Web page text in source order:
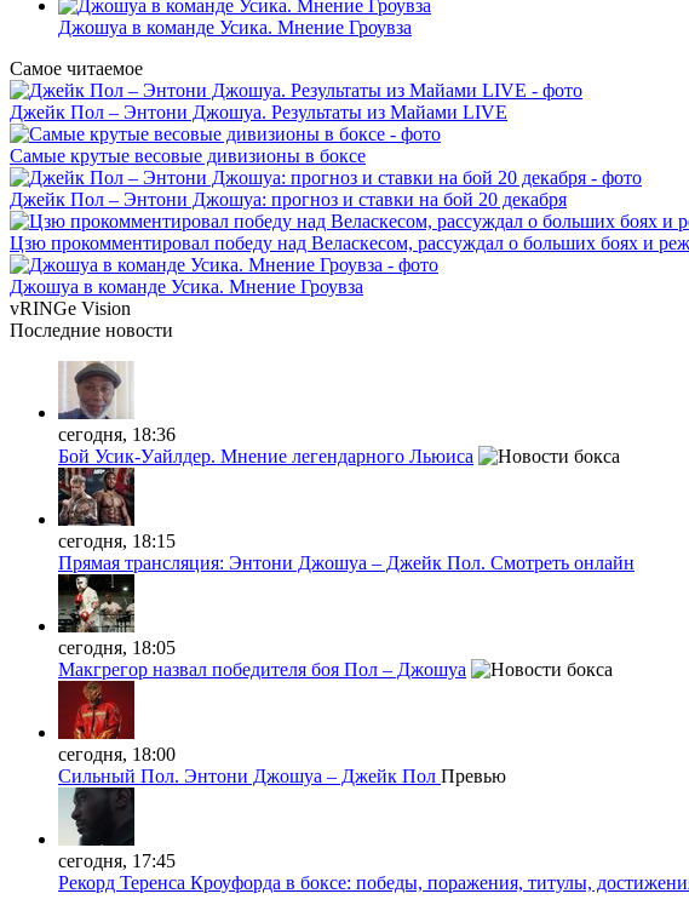
Джошуа в команде Усика. Мнение Гроувза
Самое читаемое
Джейк Пол – Энтони Джошуа. Результаты из Майами LIVE
Самые крутые весовые дивизионы в боксе
Джейк Пол – Энтони Джошуа: прогноз и ставки на бой 20 декабря
Цзю прокомментировал победу над Веласкесом, рассуждал о больших боях и
Джошуа в команде Усика. Мнение Гроувза
vRINGe Vision
Последние новости
сегодня, 18:36
Бой Усик-Уайлдер. Мнение легендарного Льюиса
сегодня, 18:15
Прямая трансляция: Энтони Джошуа – Джейк Пол. Смотреть онлайн
сегодня, 18:05
Макгрегор назвал победителя боя Пол – Джошуа
сегодня, 18:00
Сильный Пол. Энтони Джошуа – Джейк Пол Превью
сегодня, 17:45
Рекорд Теренса Кроуфорда в боксе: победы, поражения, титулы,